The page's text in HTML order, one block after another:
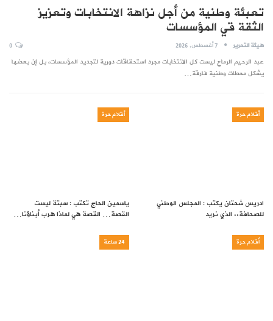
تعبئة وطنية من أجل نزاهة الانتخابات وتعزيز
الثقة قي المؤسسات
هيئة التحرير 7 أغسطس, 2026
عبد الرحيم الرماح ليست كل الانتخابات مجرد استحقاقات دورية لتجديد المؤسسات، بل إن بعضها
يشكل محطات وطنية فارقة…
أقلام حرة
ادريس شحتان يكتب : المجلس الوطني
للصحافة.. الذي نريد
أقلام حرة
ياسمين الحاج تكتب : سبتة ليست
القصة… القصة هي لماذا هرب أبناؤنا…
أقلام حرة 24 ساعة